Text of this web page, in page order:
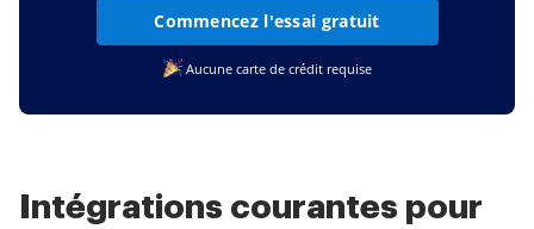
Commencez l'essai gratuit
Aucune carte de crédit requise
Intégrations courantes pour